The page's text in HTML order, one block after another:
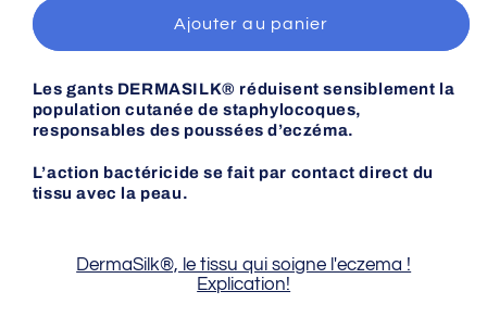
Gants
DERMASILK®
soulage
en
cas
d&#39;Eczéma
de
Gants
DERMASILK®
soulage
en
cas
d&#39;Eczéma
Ajouter au panier
Les gants DERMASILK® réduisent sensiblement la
population cutanée de staphylocoques,
responsables des poussées d’eczéma.
L’action bactéricide se fait par contact direct du
tissu avec la peau.
DermaSilk®, le tissu qui soigne l'eczema !
Explication!